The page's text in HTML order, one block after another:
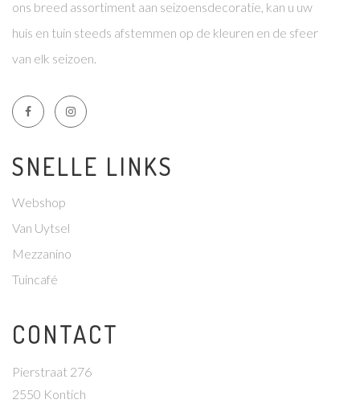
ons breed assortiment aan seizoensdecoratie, kan u uw
huis en tuin steeds afstemmen op de kleuren en de sfeer
van elk seizoen.
SNELLE LINKS
Webshop
Van Uytsel
Mezzanino
Tuincafé
CONTACT
Pierstraat 276
2550 Kontich